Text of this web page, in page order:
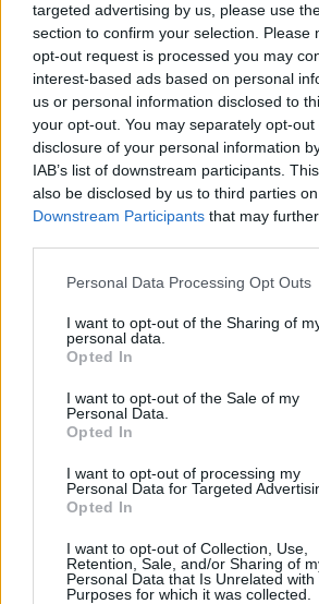
targeted advertising by us, please use
section to confirm your selection. Please
opt-out request is processed you may
interest-based ads based on personal
us or personal information disclosed to
your opt-out. You may separately opt-
disclosure of your personal information
IAB’s list of downstream participants.
also be disclosed by us to third parties
Downstream Participants that may
Personal Data Processing Opt Outs
I want to opt-out of the Sharing of
personal data.
Opted In
I want to opt-out of the Sale of my
Personal Data.
Opted In
I want to opt-out of processing my
Personal Data for Targeted
Opted In
I want to opt-out of Collection, Use,
Retention, Sale, and/or Sharing of
Personal Data that Is Unrelated with
Purposes for which it was collected.
Visi įrašai
Žiūrimiausi įrašai
Vaizdai iš tragiškos avarijos Vilniaus
Savaitės vidurys nusimato karštas:
Žinios | Orai
V. Zalužno pasisakymą laiko
Ukrainos politikoje: jis yra neteisus
Laidos | Nauja diena